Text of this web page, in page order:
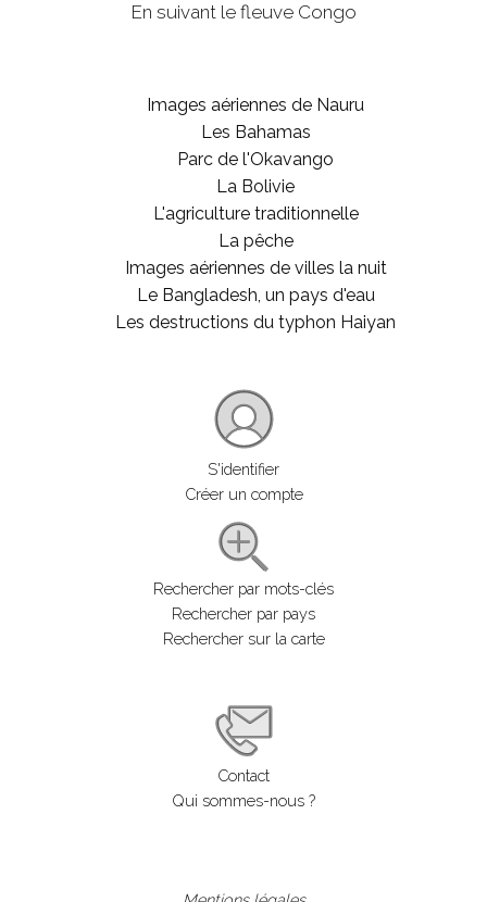
En suivant le fleuve Congo
Images aériennes de Nauru
Les Bahamas
Parc de l'Okavango
La Bolivie
L'agriculture traditionnelle
La pêche
Images aériennes de villes la nuit
Le Bangladesh, un pays d'eau
Les destructions du typhon Haiyan
S'identifier
Créer un compte
Rechercher par mots-clés
Rechercher par pays
Rechercher sur la carte
Contact
Qui sommes-nous ?